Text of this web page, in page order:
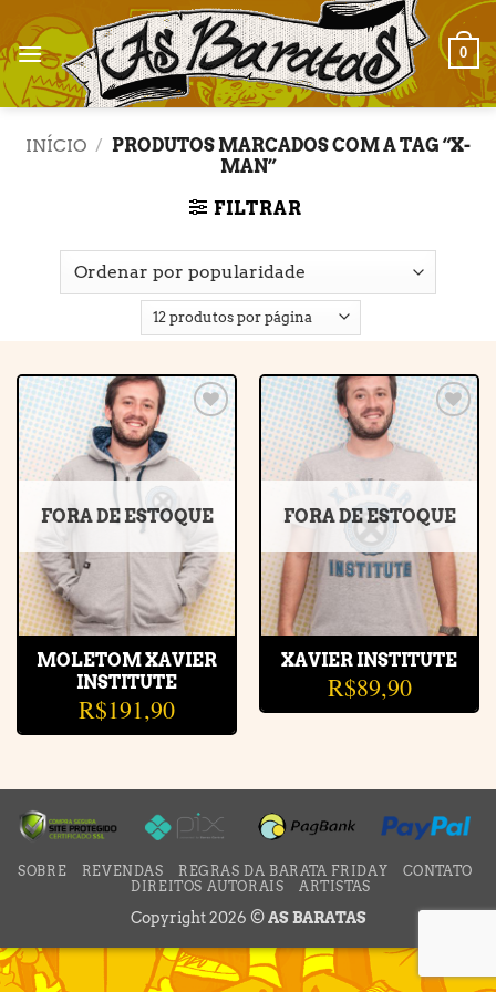
to
content
0
INÍCIO / PRODUTOS MARCADOS COM A TAG “X-
MAN”
FILTRAR
Adicionar
à lista de
FORA DE ESTOQUE
MOLETOM XAVIER
INSTITUTE
R$191,90
Adicionar
à lista de
desejos
FORA DE ESTOQUE
XAVIER INSTITUTE
R$89,90
SOBRE REVENDAS REGRAS DA BARATA FRIDAY
CONTATO
DIREITOS AUTORAIS
ARTISTAS
Copyright 2026 ©AS BARATAS